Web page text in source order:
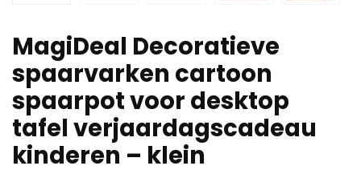
MagiDeal Decoratieve
spaarvarken cartoon
spaarpot voor desktop
tafel verjaardagscadeau
kinderen – klein